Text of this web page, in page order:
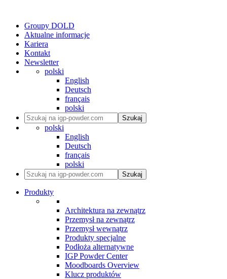
Groupy DOLD
Aktualne informacje
Kariera
Kontakt
Newsletter
polski
English
Deutsch
français
polski
Szukaj
polski
English
Deutsch
français
polski
Szukaj
Produkty
Architektura na zewnątrz
Przemysł na zewnątrz
Przemysł wewnątrz
Produkty specjalne
Podłoża alternatywne
IGP Powder Center
Moodboards Overview
Klucz produktów